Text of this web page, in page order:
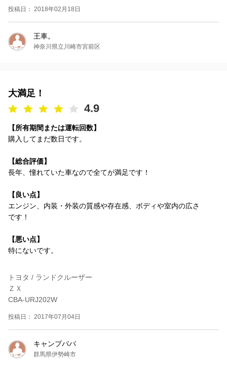
投稿日： 2018年02月18日
王車。
神奈川県立川崎市宮前区
大満足！
4.9
【所有期間または運転回数】
購入してまだ数日です。
【総合評価】
長年、憧れていた車なので全てが満足です！
【良い点】
エンジン、内装・外装の質感や存在感、ボディや室内の広さ
です！
【悪い点】
特にないです。
トヨタ / ランドクルーザー
ＺＸ
CBA-URJ202W
投稿日： 2017年07月04日
キャンプパパ
群馬県伊勢崎市